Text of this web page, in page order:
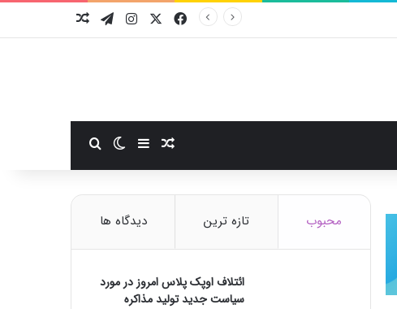
فیسبوکایکس اینستاگرام
تلگرام
نوشته تصادفی
سایدبارتغییر پوسته
محبوب تازه ترین دیدگاه ها
ائتلاف اوپک پلاس امروز در مورد
سیاست جدید تولید مذاکره